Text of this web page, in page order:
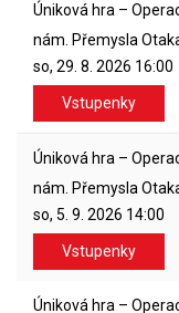
Úniková hra –
nám. Přemysla
so, 29. 8. 2026 16:00
Vstupenky
Úniková hra –
nám. Přemysla
so, 5. 9. 2026 14:00
Vstupenky
Úniková hra –